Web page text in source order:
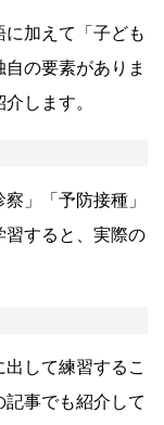
加えて「子ども
の要素がありま
します。
」「予防接種」
習すると、実際の
して練習するこ
記事でも紹介して